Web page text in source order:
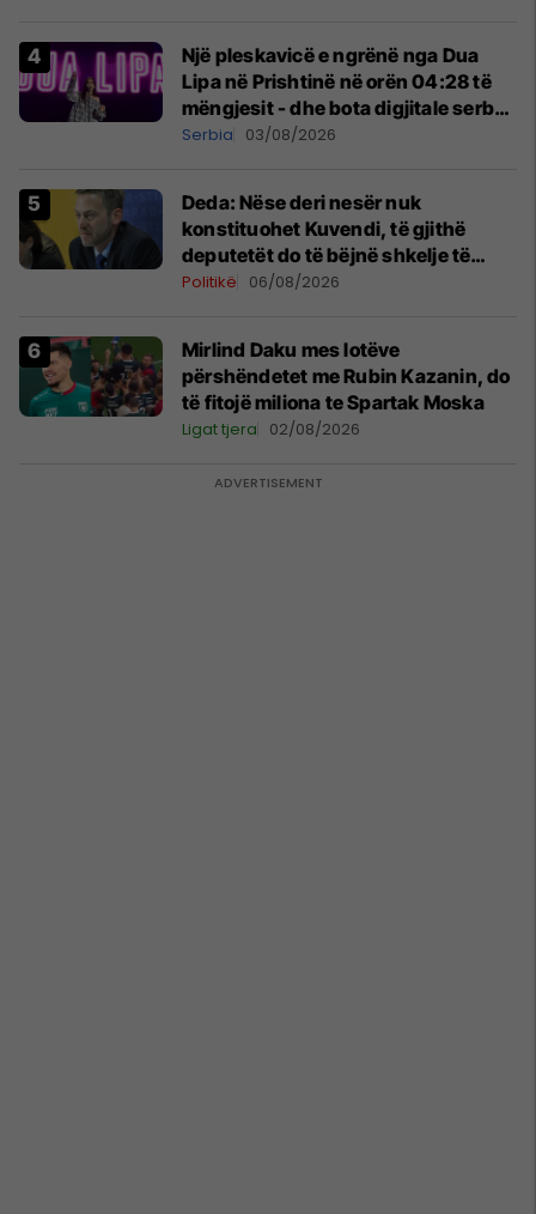
Një pleskavicë e ngrënë nga Dua
Lipa në Prishtinë në orën 04:28 të
mëngjesit - dhe bota digjitale serbe
shpall gjendjen e luftës
Serbia 03/08/2026
Deda: Nëse deri nesër nuk
konstituohet Kuvendi, të gjithë
deputetët do të bëjnë shkelje të
rëndë kushtetuese
Politikë 06/08/2026
Mirlind Daku mes lotëve
përshëndetet me Rubin Kazanin, do
të fitojë miliona te Spartak Moska
Ligat tjera 02/08/2026